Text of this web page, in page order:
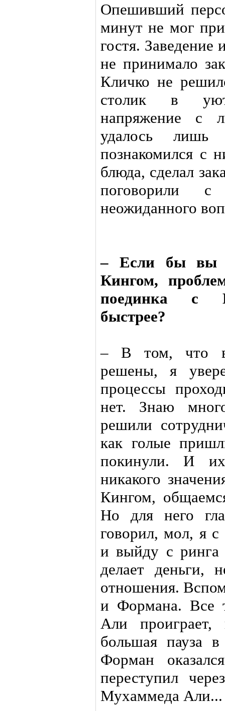
Опешивший
минут не мог
гостя. Заведение
не принимало
Кличко не
столик в
напряжение с
удалось
познакомился с
блюда, сделал
поговорили
неожиданного
– Если бы вы
Кингом,
поединка с
быстрее?
– В том, что
решены, я
процессы
нет. Знаю
решили
как голые
покинули. И
никакого
Кингом,
Но для него
говорил, мол, я
и выйду с
делает деньги,
отношения.
и Формана. Все
Али проиграет,
большая пауза
Форман
переступил
Мухаммеда Али...